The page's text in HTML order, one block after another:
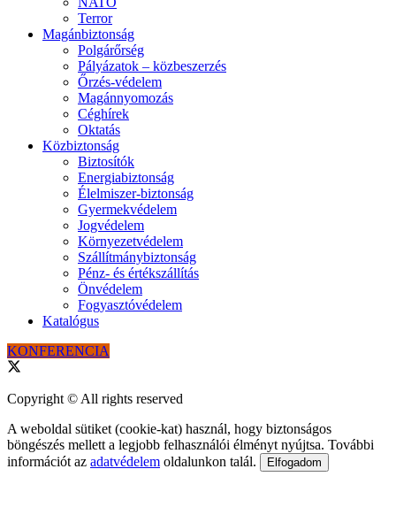
Terror
Magánbiztonság
Polgárőrség
Pályázatok – közbeszerzés
Őrzés-védelem
Magánnyomozás
Céghírek
Oktatás
Közbiztonság
Biztosítók
Energiabiztonság
Élelmiszer-biztonság
Gyermekvédelem
Jogvédelem
Környezetvédelem
Szállítmánybiztonság
Pénz- és értékszállítás
Önvédelem
Fogyasztóvédelem
Katalógus
KONFERENCIA
Copyright © All rights reserved
A weboldal sütiket (cookie-kat) használ, hogy biztonságos
böngészés mellett a legjobb felhasználói élményt nyújtsa. További
információt az adatvédelem oldalunkon talál. Elfogadom